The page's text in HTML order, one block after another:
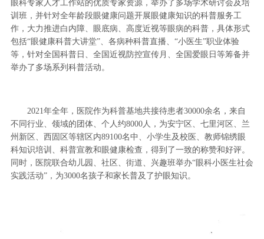
眼科专家人才工作站的优质专家资源，举办了多场学术研讨会及培
训班，并针对全年龄段眼健康问题开展眼健康知识的科普服务工
作，大力推进白内障、眼底病、高度近视等眼病的科普，具体形式
包括“眼健康科普大讲堂”、各病种科普直播、“小医生”职业体验
等，针对全国科普日、全国近视防控宣传月、全国爱眼日等筹备并
举办了多场系列科普活动。
2021年全年，医院作为科普基地共接待患者30000余名，来自
不同行业、领域的团体、个人约8000人，为安宁区、七里河区、兰
州新区、西固区等辖区内89100名中、小学生及校医、教师锦绣眼
科知识培训、科普宣教和眼健康检查，得到了一致的称赞和好评。
同时，医院联合幼儿园、社区、街道、兴趣班举办“眼科小医生社会
实践活动”，为3000名孩子和家长普及了护眼知识。